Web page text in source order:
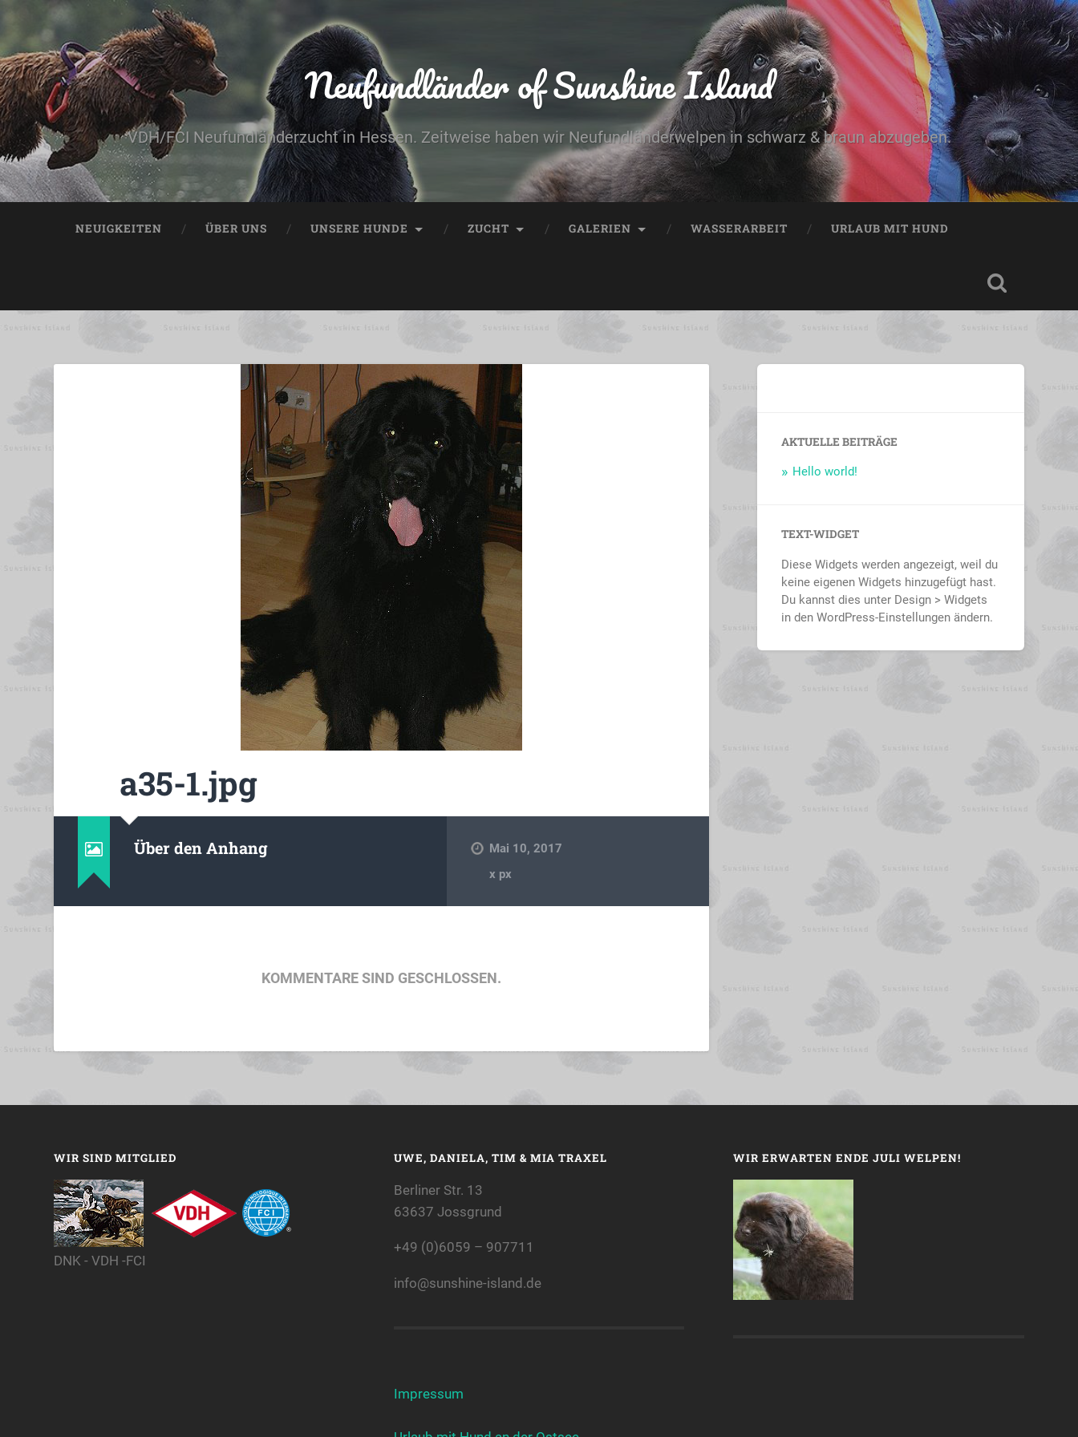
Neufundländer of Sunshine Island
VDH/FCI Neufundländerzucht in Hessen. Zeitweise haben wir Neufundländerwelpen in schwarz & braun abzugeben.
NEUIGKEITEN ÜBER UNS UNSERE HUNDE ZUCHT GALERIEN WASSERARBEIT URLAUB MIT HUND
a35-1.jpg
Über den Anhang
Mai 10, 2017
x px
KOMMENTARE SIND GESCHLOSSEN.
AKTUELLE BEITRÄGE
Hello world!
TEXT-WIDGET
Diese Widgets werden angezeigt, weil du
keine eigenen Widgets hinzugefügt hast.
Du kannst dies unter Design > Widgets
in den WordPress-Einstellungen ändern.
WIR SIND MITGLIED
DNK - VDH -FCI
UWE, DANIELA, TIM & MIA TRAXEL
Berliner Str. 13
63637 Jossgrund
+49 (0)6059 – 907711
info@sunshine-island.de
Impressum
WIR ERWARTEN ENDE JULI WELPEN!